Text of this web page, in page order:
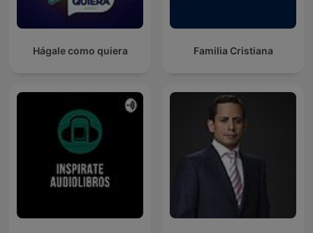
Hágale como quiera Familia Cristiana